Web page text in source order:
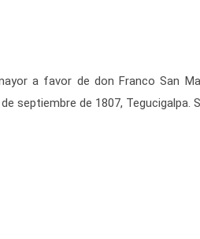
a favor de don Franco San
septiembre de 1807, Tegucigalpa.